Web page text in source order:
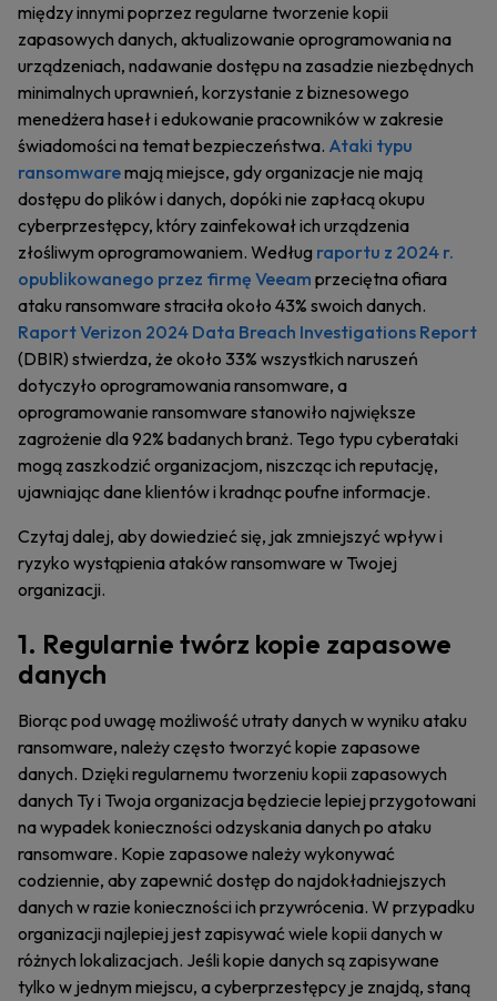
między innymi poprzez regularne tworzenie kopii
zapasowych danych, aktualizowanie oprogramowania na
urządzeniach, nadawanie dostępu na zasadzie niezbędnych
minimalnych uprawnień, korzystanie z biznesowego
menedżera haseł i edukowanie pracowników w zakresie
świadomości na temat bezpieczeństwa. Ataki typu
ransomwaremają miejsce, gdy organizacje nie mają
dostępu do plików i danych, dopóki nie zapłacą okupu
cyberprzestępcy, który zainfekował ich urządzenia
złośliwym oprogramowaniem. Według raportu z 2024 r.
opublikowanego przez firmę Veeam przeciętna ofiara
ataku ransomware straciła około 43% swoich danych.
Raport Verizon 2024 Data Breach Investigations Report
(DBIR) stwierdza, że około 33% wszystkich naruszeń
dotyczyło oprogramowania ransomware, a
oprogramowanie ransomware stanowiło największe
zagrożenie dla 92% badanych branż. Tego typu cyberataki
mogą zaszkodzić organizacjom, niszcząc ich reputację,
ujawniając dane klientów i kradnąc poufne informacje.
Czytaj dalej, aby dowiedzieć się, jak zmniejszyć wpływ i
ryzyko wystąpienia ataków ransomware w Twojej
organizacji.
1. Regularnie twórz kopie zapasowe
danych
Biorąc pod uwagę możliwość utraty danych w wyniku ataku
ransomware, należy często tworzyć kopie zapasowe
danych. Dzięki regularnemu tworzeniu kopii zapasowych
danych Ty i Twoja organizacja będziecie lepiej przygotowani
na wypadek konieczności odzyskania danych po ataku
ransomware. Kopie zapasowe należy wykonywać
codziennie, aby zapewnić dostęp do najdokładniejszych
danych w razie konieczności ich przywrócenia. W przypadku
organizacji najlepiej jest zapisywać wiele kopii danych w
różnych lokalizacjach. Jeśli kopie danych są zapisywane
tylko w jednym miejscu, a cyberprzestępcy je znajdą, staną